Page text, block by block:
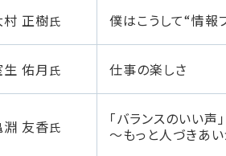
村 正樹氏 僕はこうして“情報
生 佑月氏 仕事の楽しさ
淵 友香氏
「バランスのいい声
～もっと人づきあ